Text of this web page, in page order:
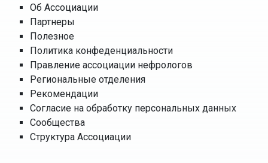
Об Ассоциации
Партнеры
Полезное
Политика конфеденциальности
Правление ассоциации нефрологов
Региональные отделения
Рекомендации
Согласие на обработку персональных данных
Сообщества
Структура Ассоциации